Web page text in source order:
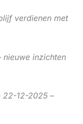
verdienen met
nieuwe inzichten
12-2025 –